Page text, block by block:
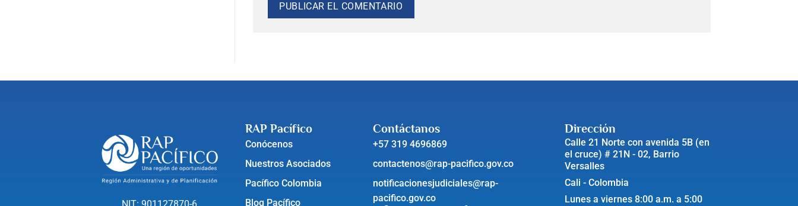
RAP Pacífico
Conócenos
Nuestros Asociados
Pacífico Colombia
Blog Pacífico
Contáctanos
+57 319 4696869
contactenos@rap-pacifico.gov.co
notificacionesjudiciales@rap-
pacifico.gov.co
Dirección
Calle 21 Norte con avenida 5B (en
el cruce) # 21N - 02, Barrio
Versalles
Cali - Colombia
Lunes a viernes 8:00 a.m. a 5:00